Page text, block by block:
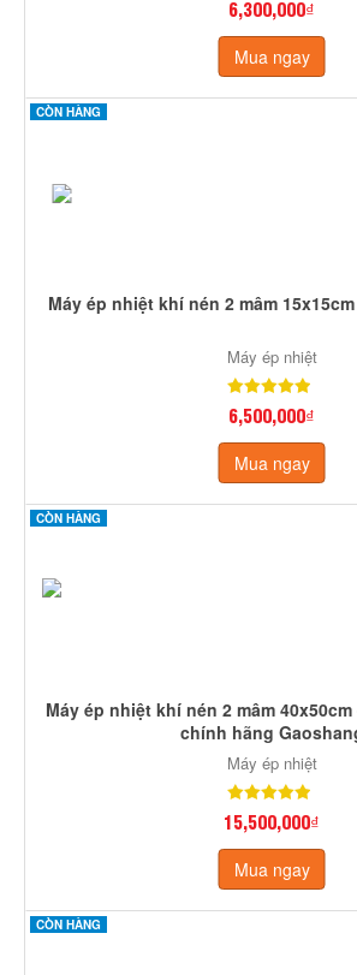
6,300,000₫
Mua ngay
CÒN HÀNG
Máy ép nhiệt khí nén 2 mâm
Máy ép nhiệt
6,500,000₫
Mua ngay
CÒN HÀNG
Máy ép nhiệt khí nén 2 mâm
chính hãng
Máy ép nhiệt
15,500,000₫
Mua ngay
CÒN HÀNG